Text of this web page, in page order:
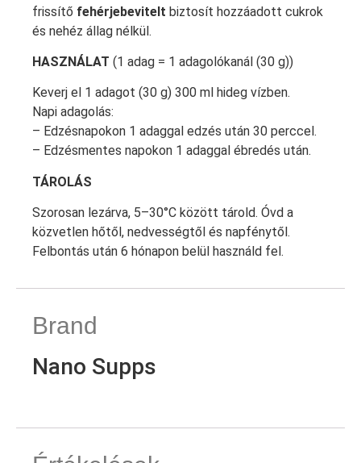
frissítő fehérjebevitelt biztosít hozzáadott cukrok
és nehéz állag nélkül.
HASZNÁLAT (1 adag = 1 adagolókanál (30 g))
Keverj el 1 adagot (30 g) 300 ml hideg vízben.
Napi adagolás:
– Edzésnapokon 1 adaggal edzés után 30 perccel.
– Edzésmentes napokon 1 adaggal ébredés után.
TÁROLÁS
Szorosan lezárva, 5–30°C között tárold. Óvd a
közvetlen hőtől, nedvességtől és napfénytől.
Felbontás után 6 hónapon belül használd fel.
Brand
Nano Supps